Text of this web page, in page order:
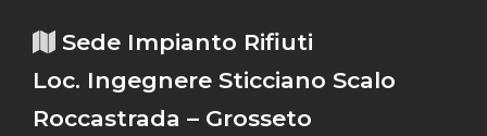
Sede Impianto Rifiuti
Loc. Ingegnere Sticciano Scalo
Roccastrada – Grosseto